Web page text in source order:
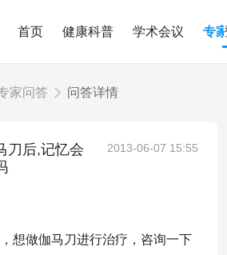
首页 健康科普 学术会议 专
家问答 问答详情
刀后,记忆会
2013-06-07 15:55
想做伽马刀进行治疗，咨询一下